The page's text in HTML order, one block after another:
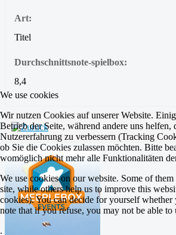
Art:
Titel
Durchschnittsnote-spielbox:
8,4
We use cookies
Wir nutzen Cookies auf unserer Website.
Betrieb der Seite, während andere uns helfen,
Nutzererfahrung zu verbessern (Tracking
ob Sie die Cookies zulassen möchten. Bitte
womöglich nicht mehr alle Funktionalitäten
We use cookies on our website. Some of
site, while others help us to improve this
cookies). You can decide for yourself
note that if you refuse, you may not be able
.